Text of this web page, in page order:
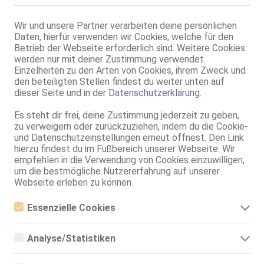
Wir und unsere Partner verarbeiten deine persönlichen
Daten, hierfür verwenden wir Cookies, welche für den
Betrieb der Webseite erforderlich sind. Weitere Cookies
werden nur mit deiner Zustimmung verwendet.
Einzelheiten zu den Arten von Cookies, ihrem Zweck und
den beteiligten Stellen findest du weiter unten auf
dieser Seite und in der Datenschutzerklärung.
Es steht dir frei, deine Zustimmung jederzeit zu geben,
zu verweigern oder zurückzuziehen, indem du die Cookie-
und Datenschutzeinstellungen erneut öffnest. Den Link
hierzu findest du im Fußbereich unserer Webseite. Wir
empfehlen in die Verwendung von Cookies einzuwilligen,
um die bestmögliche Nutzererfahrung auf unserer
Webseite erleben zu können.
Essenzielle Cookies
Essenzielle Cookies sind alle notwendigen Cookies, die für den
ermöglicht werden. Die Webseite kann ohne diese Cookies nicht
Analyse/Statistiken
Analyse- bzw. Statistikcookies sind Cookies, die der Analyse der
AV, 69, GF6
Hamburg
Melli - Deutsches Model 90-60-90
19 Jahre, 75B, KF 34, 1.78m, total rasiert, deutsch
Hamburg
Deutsche Luna-Marie-KEIN WHATSAPP- Party möglich!!!
25 Jahre, 80B, KF 36, 1.76m, total rasiert, deutsch
AV, 69, DT, Franz b. Ihr, BV, MFF, Schmu., Kuscheln
Hamburg-St. Pauli
Hamburg